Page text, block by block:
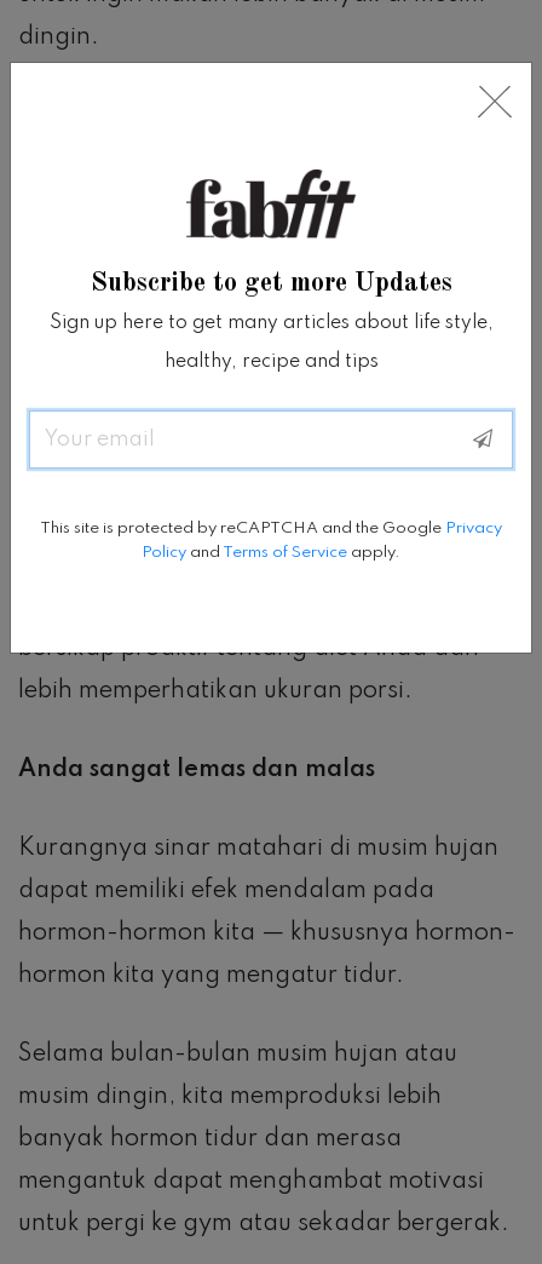
dingin.
Para peneliti menyatakan bahwa kita
memiliki kecenderungan alami untuk makan
berlebihan di musim dingin karena, secara
historis, dahulu makanan lebih langka.
gilaan pada musim hujan atau musim
banyak faktor bawah sadar seperti ini.
bersikap proaktif tentang diet Anda dan
lebih memperhatikan ukuran porsi.
Anda sangat lemas dan malas
Kurangnya sinar matahari di musim hujan
dapat memiliki efek mendalam pada
hormon-hormon kita — khususnya hormon-
hormon kita yang mengatur tidur.
Selama bulan-bulan musim hujan atau
musim dingin, kita memproduksi lebih
banyak hormon tidur dan merasa
mengantuk dapat menghambat motivasi
untuk pergi ke gym atau sekadar bergerak.
Subscribe to get more Updates
Sign up here to get many articles about life style,
healthy, recipe and tips
Email
This site is protected by reCAPTCHA and the Google Privacy
Policy and Terms of Service apply.